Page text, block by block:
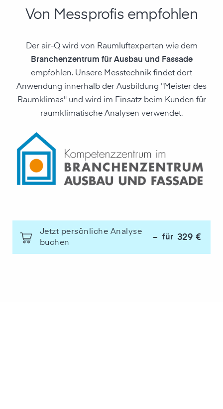
Von Messprofis empfohlen
Der air-Q wird von Raumluftexperten wie dem
Branchenzentrum für Ausbau und Fassade
empfohlen. Unsere Messtechnik findet dort
Anwendung innerhalb der Ausbildung "Meister des
Raumklimas" und wird im Einsatz beim Kunden für
raumklimatische Analysen verwendet.
Jetzt persönliche Analyse
buchen
– für 329 €